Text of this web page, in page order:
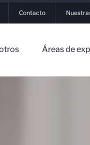
Contacto
Áreas de